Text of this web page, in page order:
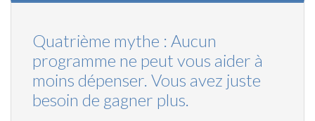
Quatrième mythe : Aucun
programme ne peut vous aider à
moins dépenser. Vous avez juste
besoin de gagner plus.